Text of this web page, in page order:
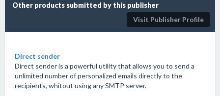
Other products submitted by this publisher
Visit Publisher Profile
Direct sender
Direct sender is a powerful utility that allows you to send a
unlimited number of personalized emails directly to the
recipients, whitout using any SMTP server.